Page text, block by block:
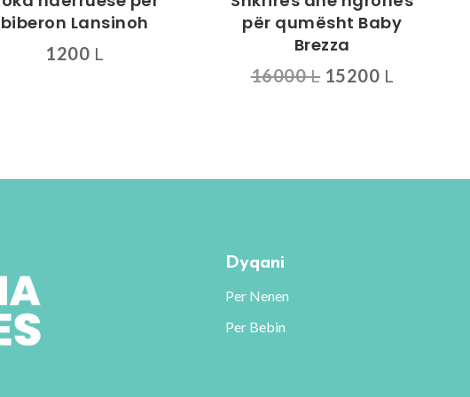
biberon Lansinoh
1200 L
për qumësht Baby
Brezza
16000L Çmimi
15200 L
Dyqani
Per Nenen
Per Bebin